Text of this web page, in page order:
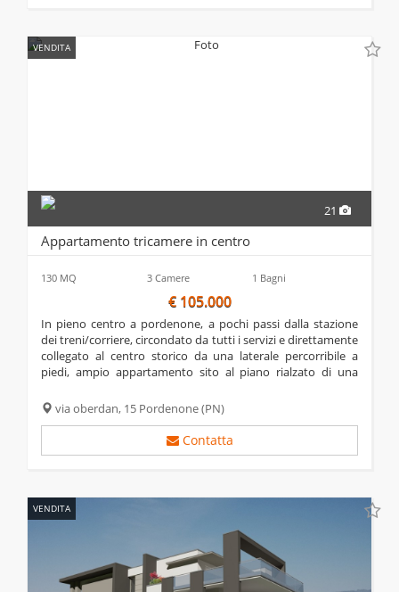
VENDITA
21
Appartamento tricamere in centro
130 MQ 3 Camere 1 Bagni
€ 105.000
in pieno centro a pordenone, a pochi passi dalla stazione
dei treni/corriere, circondato da tutti i servizi e direttamente
collegato al centro storico da una laterale percorribile a
piedi, ampio appartamento sito al piano rialzato di una
l'unità gode di spazi...
via oberdan, 15 Pordenone(PN)
Contatta
VENDITA